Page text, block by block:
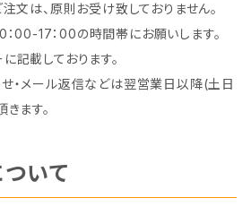
文は、原則お受け致しておりません。
00-17：00の時間帯にお願いします。
記載しております。
・メール返信などは翌営業日以降(土日
ます。
いて